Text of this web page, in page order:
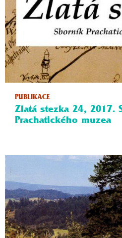
PUBLIKACE
Zlatá stezka 24, 2017.
Prachatického muzea